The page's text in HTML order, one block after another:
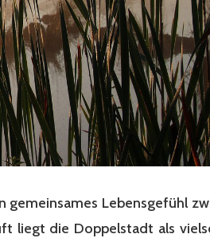
Lebensgefühl
liegt die Doppelstadt als